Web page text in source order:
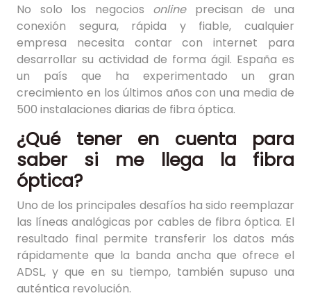
No solo los negocios onlineprecisan de una
conexión segura, rápida y fiable, cualquier
empresa necesita contar con internet para
desarrollar su actividad de forma ágil. España es
un país que ha experimentado un gran
crecimiento en los últimos años con una media de
500 instalaciones diarias de fibra óptica.
¿Qué tener en cuenta para
saber si me llega la fibra
óptica?
Uno de los principales desafíos ha sido reemplazar
las líneas analógicas por cables de fibra óptica. El
resultado final permite transferir los datos más
rápidamente que la banda ancha que ofrece el
ADSL, y que en su tiempo, también supuso una
auténtica revolución.